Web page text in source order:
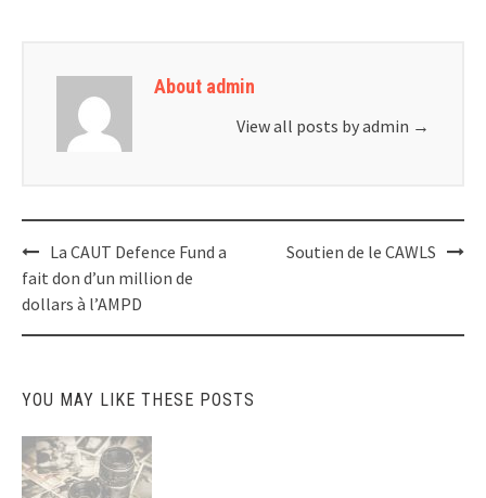
About admin
View all posts by admin →
Post
navigation
La CAUT Defence Fund a
fait don d’un million de
dollars à l’AMPD
Soutien de le CAWLS
YOU MAY LIKE THESE POSTS